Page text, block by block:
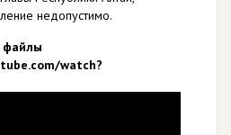
недопустимо.
файлы
watch?